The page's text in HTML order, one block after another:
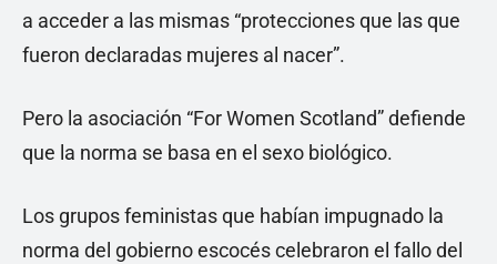
a acceder a las mismas “protecciones que las que
fueron declaradas mujeres al nacer”.
Pero la asociación “For Women Scotland” defiende
que la norma se basa en el sexo biológico.
Los grupos feministas que habían impugnado la
norma del gobierno escocés celebraron el fallo del